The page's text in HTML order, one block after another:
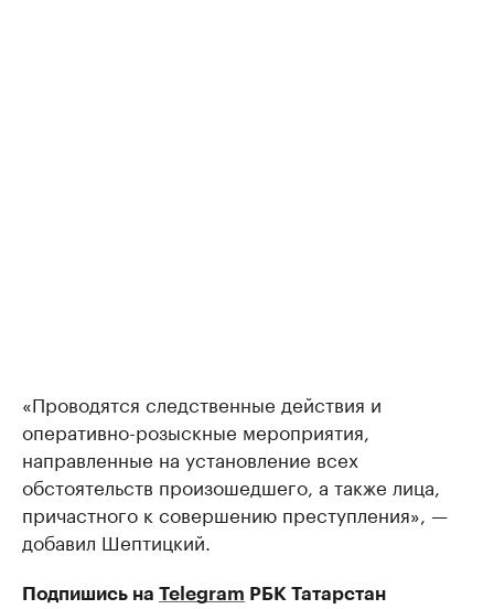
«Проводятся следственные действия и
оперативно-розыскные мероприятия,
направленные на установление всех
обстоятельств произошедшего, а также лица,
причастного к совершению преступления», —
добавил Шептицкий.
Подпишись на Telegram РБК Татарстан